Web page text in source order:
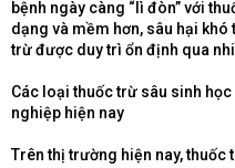
bệnh ngày càng “lì đòn” với
dạng và mềm hơn, sâu hại
trừ được duy trì ổn định qua
Các loại thuốc trừ sâu sinh
nghiệp hiện nay
Trên thị trường hiện nay,